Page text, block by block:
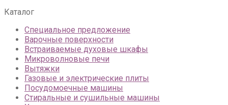
Каталог
Специальное предложение
Варочные поверхности
Встраиваемые духовые шкафы
Микроволновые печи
Вытяжки
Газовые и электрические плиты
Посудомоечные машины
Стиральные и сушильные машины